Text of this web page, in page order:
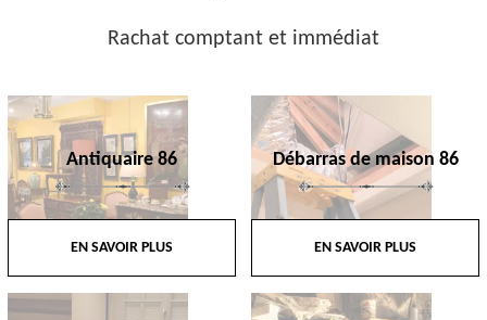
Rachat comptant et immédiat
Antiquaire 86
EN SAVOIR PLUS
Débarras de maison 86
EN SAVOIR PLUS